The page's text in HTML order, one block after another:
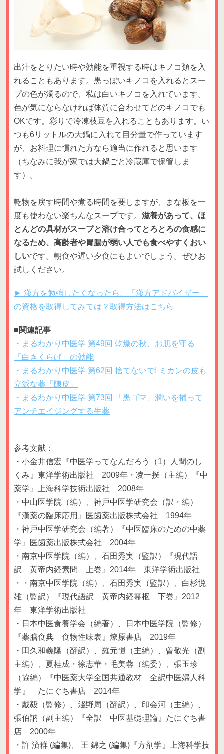
出汁をとりたい時や効能を重視する時はキノコ類を入
れることもあります。黒っぽいキノコを入れるとスー
プの色が濁るので、私は白いキノコを入れています。
色が気にならなければ体質に合わせてどのキノコでも
OKです。彩りで冷凍枝豆を入れることもあります。い
つも6リットルの大鍋に入れて目分量で作っています
が、お料理に慣れた方なら適当に作れると思います
（ちなみに我が家では大鍋ごと冷蔵庫で保管しま
す）。
乾物を戻す時間や煮る時間を要しますが、まな板を一
度も使わない楽ちんなスープです。 滋養があって、ほ
とんどの具材がスープと溶け合ってとろとろの食感に
なるため、高齢者や胃腸が弱い人でも食べやすくおい
しいです。朝食や遅い夕食にもよいでしょう。ぜひお
試しください。
► 漢方を勉強したくなったら、「漢方アドバイザー」
の資格を取得してみては？取得方法はこちら
■関連記事
・まるわかり中医学 第49回 乾燥の秋、お肌を守る
「白きくらげ」の効能
・まるわかり中医学 第62回 捨てないで! ミカンの皮も
立派な薬「陳皮」
・まるわかり中医学 第73回 「黒ゴマ」潤いを補って
アンチエイジングする生薬
参考文献：
・小金井信宏『中医学ってなんだろう（1）人間のし
くみ』東洋学術出版社 2009年・凌一揆（主編）『中
薬学』上海科学技術出版社 2008年
・中山医学院（編）、神戸中医学研究会（訳・編）
『漢薬の臨床応用』医歯薬出版株式会社 1994年
・神戸中医学研究会（編著）『中医臨床のための中薬
学』医歯薬出版株式会社 2004年
・南京中医学院（編）、石田秀実（監訳）『現代語
訳 黄帝内経素問 上巻』2014年 東洋学術出版社
・・南京中医学院（編）、石田秀実（監訳）、白杉悦
雄（監訳）『現代語訳 黄帝内経霊枢 下巻』2012
年 東洋学術出版社
・日本中医食養学会（編著）、日本中医学院（監修）
『薬膳食典 食物性味表』燎原書店 2019年
・田久和義隆（翻訳）、羅元愷（主編）、曽敬光（副
主編）、夏桂成・徐志華・毛美蓉（編委）、張玉珍
（協編）『中医薬大学全国共通教材 全訳中医婦人科
学』 たにぐち書店 2014年
・戴毅（監修）、淺野周（翻訳）、印会河（主編）、
張伯訥（副主編）『全訳 中医基礎理論』たにぐち書
店 2000年
・許 済群 (編集)、 王 錦之 (編集)『方剤学』上海科学技